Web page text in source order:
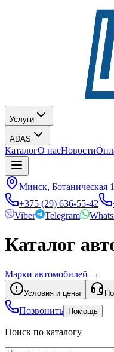
Услуги
ADAS
КаталогО насНовости
Минск, Ботаническая
+375 (29) 636-55-42
Viber
Telegram
Каталог
Марки автомобилей →
Условия и цены
Позвонить Помощь
Поиск по каталогу